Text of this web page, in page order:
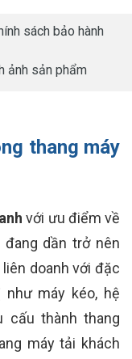
sách bảo hành
ảnh sản phẩm
thang máy
với ưu điểm về
dần trở nên
doanh với đặc
máy kéo, hệ
cấu thành thang
máy tải khách